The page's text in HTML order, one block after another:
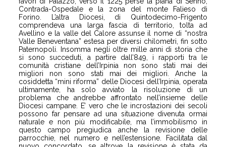
Contrada-Ospedale e la zona del monte Falieso di
Forino. L’altra Diocesi, di Quintodecimo-Frigento
comprendeva una larga fascia di territorio, tolta ad
Avellino e la valle del Calore assunse il nome di “nostra
Valle Beneventana” estesa per diversi chilometri, fin sotto
Paternopoli. Insomma negli oltre mille anni di storia che
si sono succeduti, a partire dall’849, i rapporti tra le
comunità cristiane dell’Irpinia non sono stati mai dei
migliori non sono stati mai dei migliori. Anche la
cosiddetta “mini riforma” delle Diocesi dell’Irpinia, operata
ultimamente, ha solo avviato la risoluzione di un
problema che andrebbe affrontato nell’insieme delle
Diocesi campane. E’ vero che le incrostazioni dei secoli
possono far pensare ad una situazione divenuta ormai
naturale e non più modificabile, ma l’immobilismo in
questo campo pregiudica anche la revisione delle
parrocchie, nel numero e nell’estensione. Facilitata dal